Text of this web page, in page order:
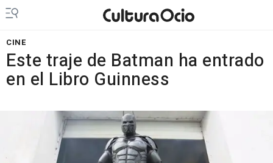
CINE
Este traje de Batman ha entrado
en el Libro Guinness